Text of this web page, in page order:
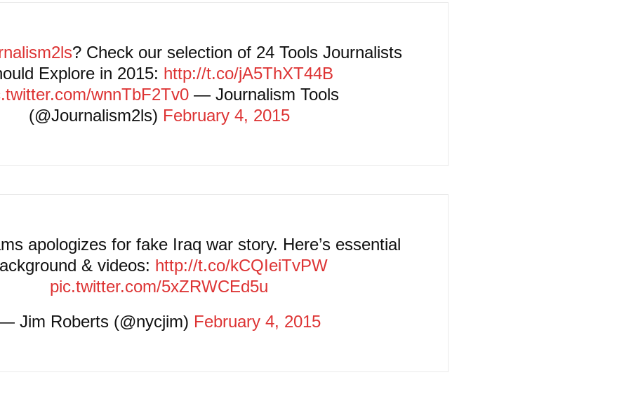
? Check our selection of 24 Tools Journalists
Explore in 2015: http://t.co/jA5ThXT44B
wnnTbF2Tv0— Journalism Tools
(@Journalism2ls) February 4, 2015
apologizes for fake Iraq war story. Here’s essential
& videos: http://t.co/kCQIeiTvPW
pic.twitter.com/5xZRWCEd5u
Jim Roberts (@nycjim) February 4, 2015